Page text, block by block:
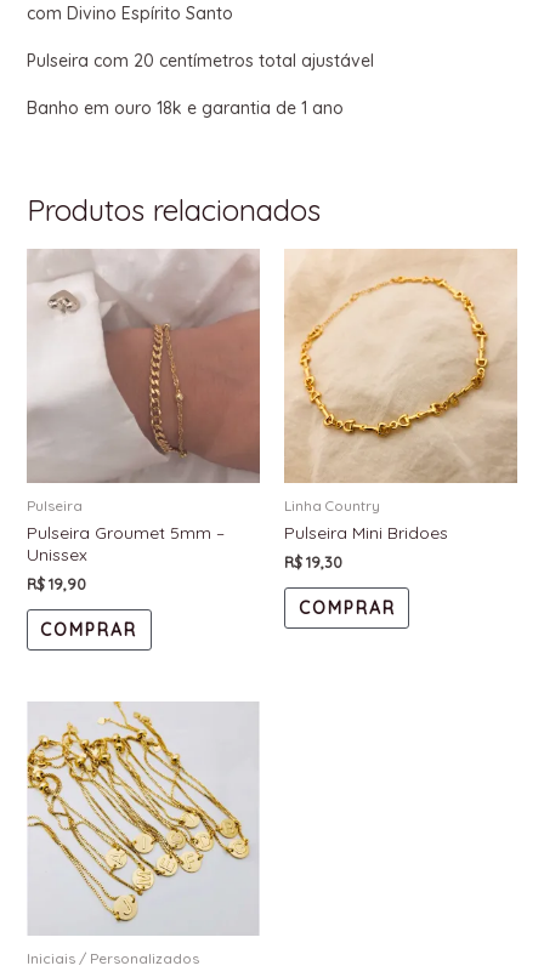
com Divino Espírito Santo
Pulseira com 20 centímetros total ajustável
Banho em ouro 18k e garantia de 1 ano
Produtos relacionados
Pulseira
Pulseira Groumet 5mm –
Unissex
R$19,90
COMPRAR
Linha Country
Pulseira Mini Bridoes
R$19,30
COMPRAR
Iniciais / Personalizados